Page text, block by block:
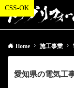
Home 施工事業
愛知県の電気工